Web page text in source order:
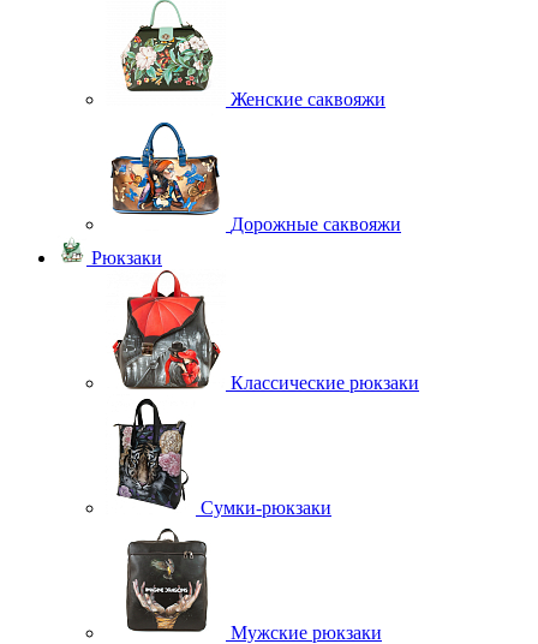
Женские саквояжи
Дорожные саквояжи
Рюкзаки
Классические рюкзаки
Сумки-рюкзаки
Мужские рюкзаки